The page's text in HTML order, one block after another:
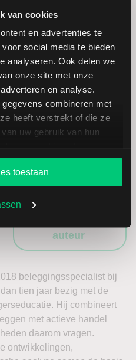
van cookies
en advertenties te
social media te bieden
analyseren. Ook delen we
onze site met onze
en analyse.
combineren met
heeft verstrekt of die ze
uw gebruik van hun
toestaan
Europese ETF-
futures?
micro opties?
het handelen in
auteur
beleggingsspecialist bij
tien jaar bezig met de
Hij combineert
met actieve handel
daarom vragen.
ontwikkelingen,